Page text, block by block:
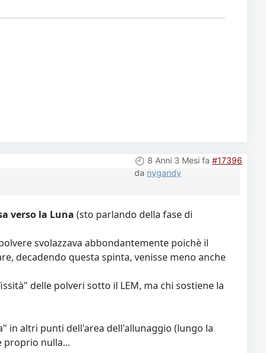
8 Anni 3 Mesi fa #17396
da nygandy
verso la Luna (sto parlando della fase di
svolazzava abbondantemente poichè il
decadendo questa spinta, venisse meno anche
delle polveri sotto il LEM, ma chi sostiene la
in altri punti dell'area dell'allunaggio (lungo la
proprio nulla...